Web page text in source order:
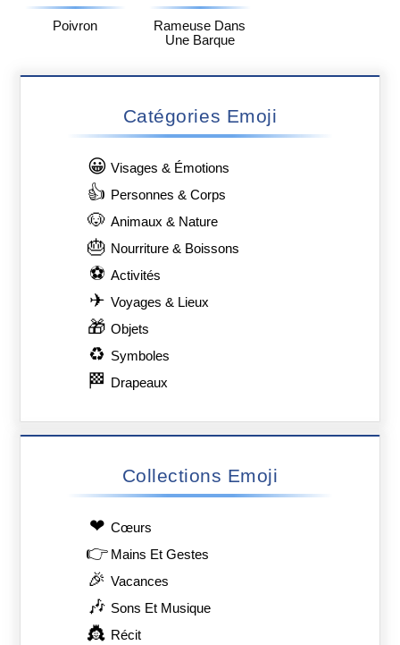
Poivron
Rameuse Dans
Une Barque
Catégories Emoji
😀 Visages & Émotions
👍 Personnes & Corps
🐶 Animaux & Nature
🎂 Nourriture & Boissons
⚽ Activités
✈ Voyages & Lieux
🎁 Objets
♻ Symboles
🏁 Drapeaux
Collections Emoji
❤ Сœurs
👉 Mains Et Gestes
🎉 Vacances
🎶 Sons Et Musique
👸 Récit